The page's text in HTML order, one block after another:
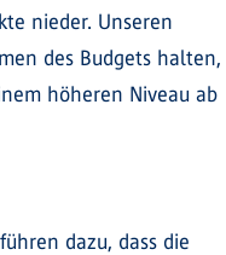
nieder. Unseren
des Budgets halten,
höheren Niveau ab
dazu, dass die